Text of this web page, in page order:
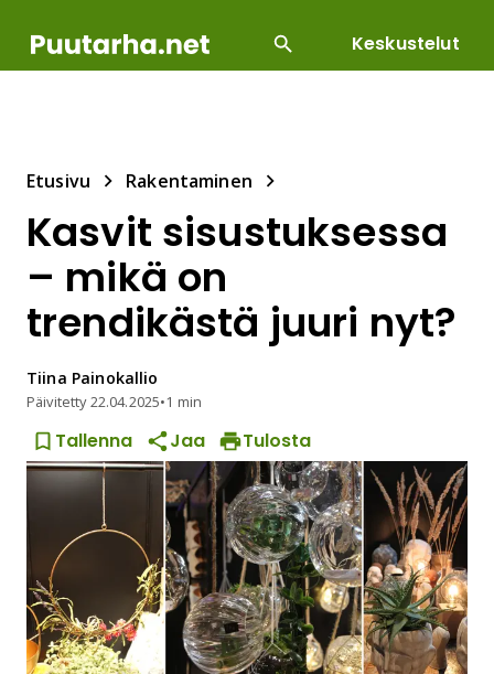
Keskustelut
Etusivu Rakentaminen
Kasvit sisustuksessa
– mikä on
trendikästä juuri nyt?
Tiina Painokallio
Päivitetty22.04.2025•1 min
Tallenna Jaa Tulosta